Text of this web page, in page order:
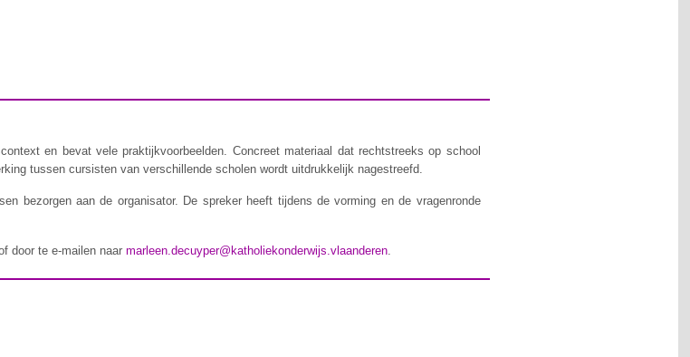
en bevat vele praktijkvoorbeelden. Concreet materiaal dat rechtstreeks op school
tussen cursisten van verschillende scholen wordt uitdrukkelijk nagestreefd.
bezorgen aan de organisator. De spreker heeft tijdens de vorming en de vragenronde
door te e-mailen naarmarleen.decuyper@katholiekonderwijs.vlaanderen.